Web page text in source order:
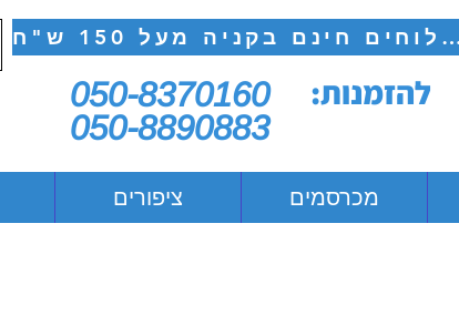
חינם בקניה מעל 150 ש"ח
050-8370160
050-8890883
להזמנות:
ציפורים מכרסמים